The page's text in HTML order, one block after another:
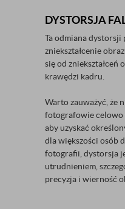
DYSTORSJA
Ta odmiana dystorsji
zniekształcenie
się od zniekształceń
krawędzi kadru.
Warto zauważyć, że
fotografowie celowo
aby uzyskać
dla większości osób
fotografii, dystorsja
utrudnieniem,
precyzja i wierność